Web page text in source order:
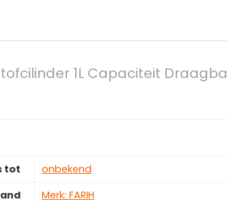
1L Capaciteit
tot
‎onbekend
Merk: FARIH